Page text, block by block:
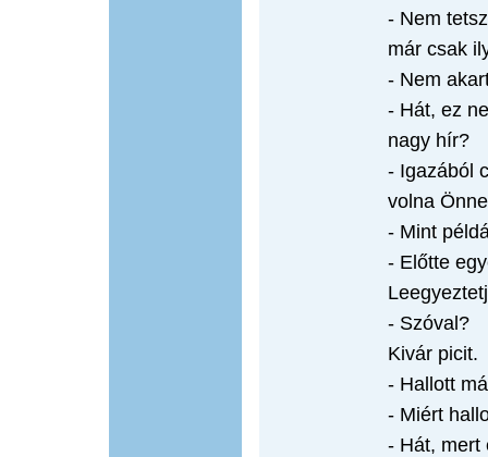
- Nem
már csak
- Nem
- Hát, ez
nagy hír?
- Igazából
volna
- Mint
- Előtte
- Szóval?
Kivár picit.
- Hallott
- Miért
- Hát, mert